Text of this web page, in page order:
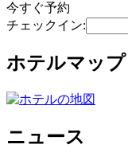
今すぐ予約
チェックイン:
ホテルマップ
ニュース